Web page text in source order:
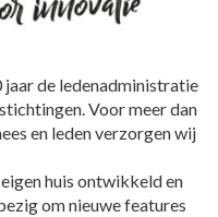
jaar de ledenadministratie
Voor meer dan
en leden verzorgen wij
huis ontwikkeld en
om nieuwe features